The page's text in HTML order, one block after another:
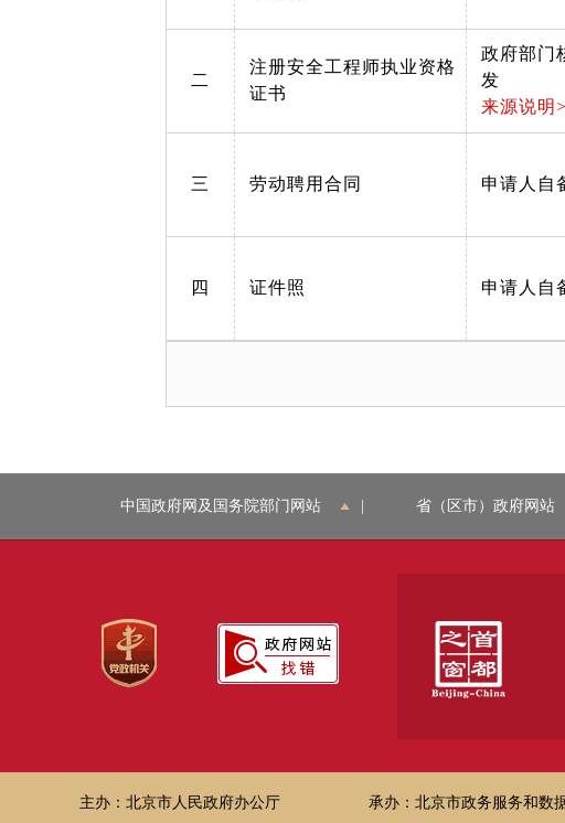
二
注册安全工程师执业资格
证书
政府部门
发
来源说明>
三 劳动聘用合同 申请人自
四 证件照 申请人自
中国政府网及国务院部门网站 省（区市）政府网站
主办：北京市人民政府办公厅 承办：北京市政务服务和数